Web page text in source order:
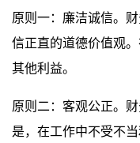
原则一：廉洁诚信。
信正直的道德价值观
其他利益。
原则二：客观公正。
是，在工作中不受不